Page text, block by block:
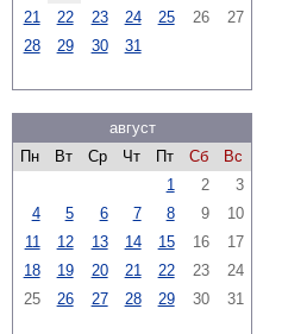
21
22 23 24 25 26
27
28
29 30 31
август
Пн
Вт Ср Чт Пт Сб
Вс
1
2
3
4
5 6 7 8 9
10
11
12 13 14 15 16
17
18
19 20 21 22 23
24
25
26 27 28 29 30 31